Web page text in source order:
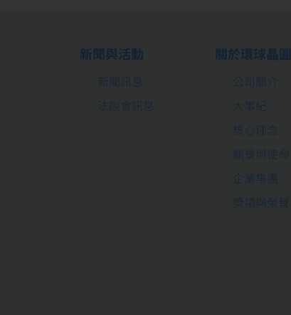
新聞與活動
新聞訊息
法說會訊息
關於環球晶圓
公司簡介
大事紀
核心理念
願景與使命
企業集團
獎項與榮譽